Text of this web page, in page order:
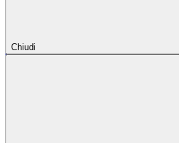
Chiudi